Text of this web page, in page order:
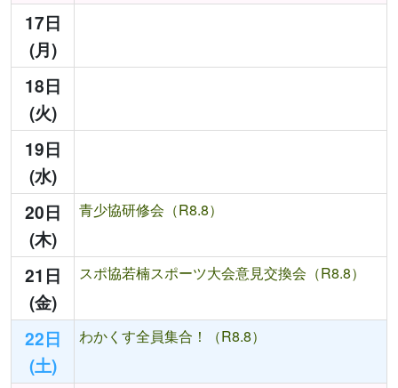
17日
(月)
18日
(火)
19日
(水)
20日
(木)
青少協研修会（R8.8）
21日
(金)
スポ協若楠スポーツ大会意見交換会（R8.8）
22日
(土)
わかくす全員集合！（R8.8）